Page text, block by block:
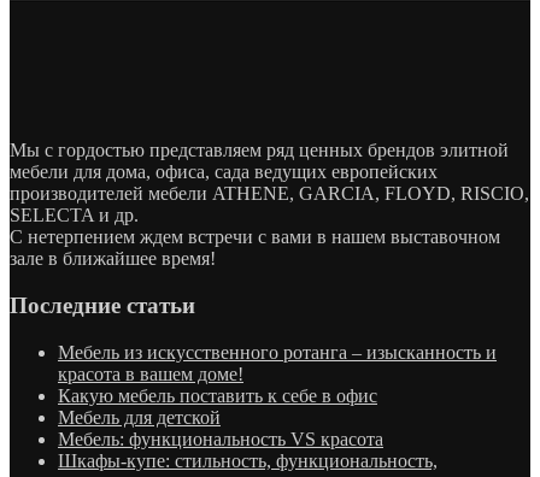
Мы с гордостью представляем ряд ценных брендов элитной
мебели для дома, офиса, сада ведущих европейских
производителей мебели ATHENE, GARCIA, FLOYD, RISCIO,
SELECTA и др.
С нетерпением ждем встречи с вами в нашем выставочном
зале в ближайшее время!
Последние статьи
Мебель из искусственного ротанга – изысканность и
красота в вашем доме!
Какую мебель поставить к себе в офис
Мебель для детской
Мебель: функциональность VS красота
Шкафы-купе: стильность, функциональность,